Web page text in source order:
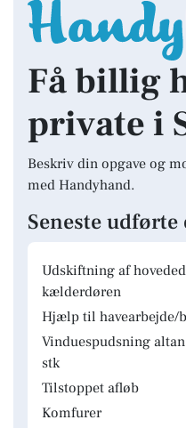
Få billig
private i
Beskriv din opgave og
med Handyhand.
Seneste udførte
Udskiftning af
kælderdøren
Hjælp til havearbejde/
Vinduespudsning
stk
Tilstoppet afløb
Komfurer